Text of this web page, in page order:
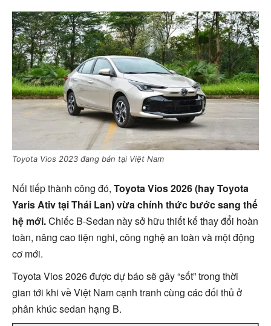
Toyota Vios 2023 đang bán tại Việt Nam
Nối tiếp thành công đó, Toyota Vios 2026 (hay Toyota
Yaris Ativ tại Thái Lan) vừa chính thức bước sang thế
hệ mới.Chiếc B-Sedan này sở hữu thiết kế thay đổi hoàn
toàn, nâng cao tiện nghi, công nghệ an toàn và một động
cơ mới.
Toyota Vios 2026 được dự báo sẽ gây “sốt” trong thời
gian tới khi về Việt Nam cạnh tranh cùng các đối thủ ở
phân khúc sedan hạng B.